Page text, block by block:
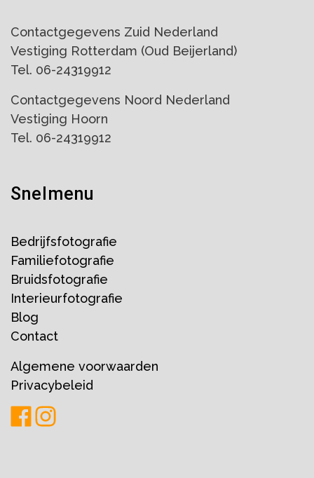
Contactgegevens Zuid Nederland
Vestiging Rotterdam (Oud Beijerland)
Tel. 06-24319912
Contactgegevens Noord Nederland
Vestiging Hoorn
Tel. 06-24319912
Snelmenu
Bedrijfsfotografie
Familiefotografie
Bruidsfotografie
Interieurfotografie
Blog
Contact
Algemene voorwaarden
Privacybeleid